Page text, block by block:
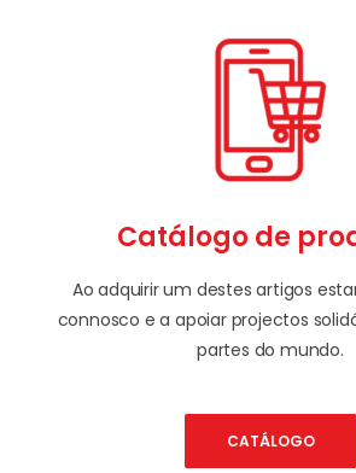
Catálogo de
Ao adquirir um destes artigos
connosco e a apoiar projectos
partes do mundo.
CATÁLOGO